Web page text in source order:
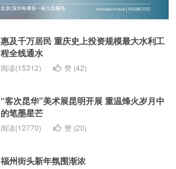
惠及千万居民 重庆史上投资规模最大水利工
程全线通水
阅读(15312) 赞 (42)
“客次昆华”美术展昆明开展 重温烽火岁月中
的笔墨星芒
阅读(12770) 赞 (20)
福州街头新年氛围渐浓